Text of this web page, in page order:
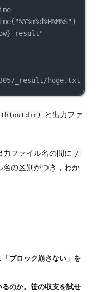
hoge.txt
と出力ファ
ファイル名の間に /
の区別がつき，わか
ブロック崩さない」を
のか。笹の収支を試せ